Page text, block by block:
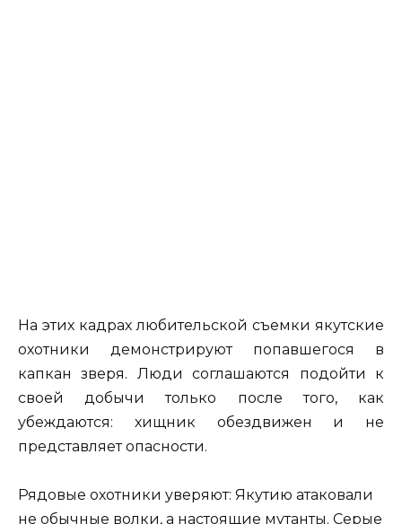
На этих кадрах любительской съемки якутские
охотники демонстрируют попавшегося в
капкан зверя. Люди соглашаются подойти к
своей добычи только после того, как
убеждаются: хищник обездвижен и не
представляет опасности.
Рядовые охотники уверяют: Якутию атаковали
не обычные волки, а настоящие мутанты. Серые